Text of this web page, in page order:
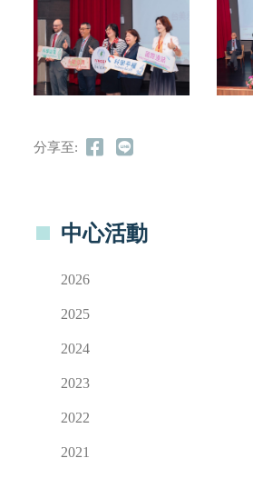
中心活動
2026
2025
2024
2023
2022
2021
分享至: